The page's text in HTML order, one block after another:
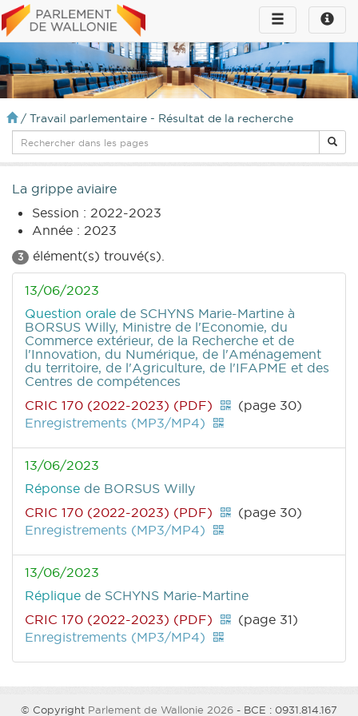
Toggle
infos
Toggle
navigation
/ Travail parlementaire - Résultat de la recherche
La grippe aviaire
Session : 2022-2023
Année : 2023
3 élément(s) trouvé(s).
13/06/2023
Question orale de SCHYNS Marie-Martine à
BORSUS Willy, Ministre de l'Economie, du
Commerce extérieur, de la Recherche et de
l'Innovation, du Numérique, de l'Aménagement
du territoire, de l'Agriculture, de l'IFAPME et des
Centres de compétences
CRIC 170 (2022-2023) (PDF)
(page 30)
Enregistrements (MP3/MP4)
13/06/2023
Réponse de BORSUS Willy
CRIC 170 (2022-2023) (PDF)
(page 30)
Enregistrements (MP3/MP4)
13/06/2023
Réplique de SCHYNS Marie-Martine
CRIC 170 (2022-2023) (PDF)
(page 31)
Enregistrements (MP3/MP4)
© Copyright Parlement de Wallonie 2026 - BCE : 0931.814.167